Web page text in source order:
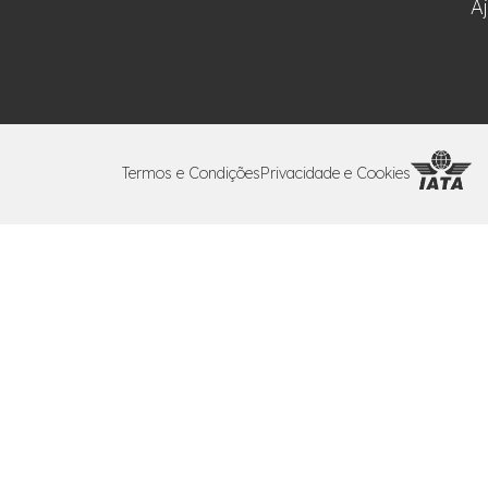
Termos e CondiçõesPrivacidade e Cookies